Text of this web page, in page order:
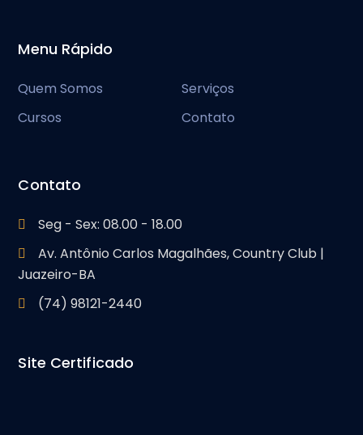
Menu Rápido
Quem Somos
Serviços
Cursos
Contato
Contato
Seg - Sex: 08.00 - 18.00
Av. Antônio Carlos Magalhães, Country Club |
Juazeiro-BA
(74) 98121-2440
Site Certificado